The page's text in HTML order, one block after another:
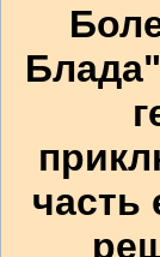
часть